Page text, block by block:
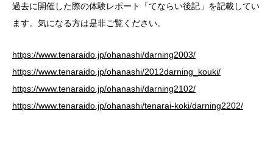
過去に開催した際の体験レポート「てならい後記」を記載してい
ます。気になる方は是非ご覧ください。
https://www.tenaraido.jp/ohanashi/darning2003/
https://www.tenaraido.jp/ohanashi/2012darning_kouki/
https://www.tenaraido.jp/ohanashi/darning2102/
https://www.tenaraido.jp/ohanashi/tenarai-koki/darning2202/